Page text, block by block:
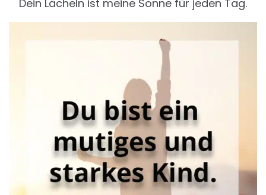
Dein Lächeln ist meine Sonne für jeden Tag.